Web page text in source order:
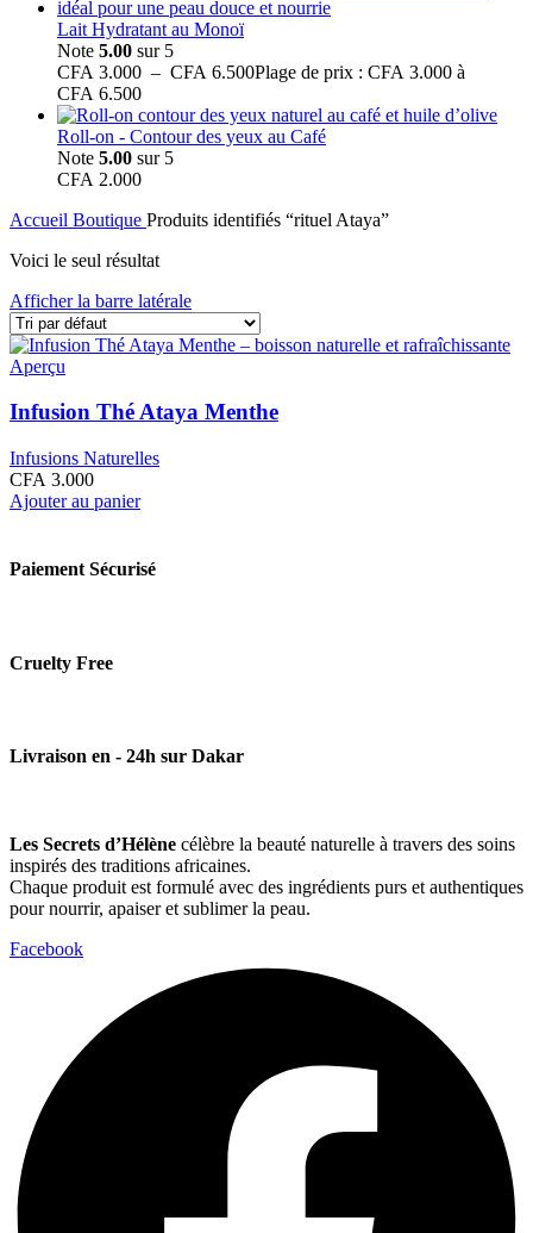
Lait Hydratant au Monoï
Note 5.00 sur 5
CFA 3.000 – CFA 6.500Plage de prix : CFA 3.000 à
CFA 6.500
Roll-on - Contour des yeux au Café
Note 5.00 sur 5
CFA 2.000
Accueil Boutique Produits identifiés “rituel Ataya”
Voici le seul résultat
Afficher la barre latérale
Aperçu
Infusion Thé Ataya Menthe
Infusions Naturelles
CFA 3.000
Ajouter au panier
Paiement Sécurisé
Cruelty Free
Livraison en - 24h sur Dakar
Les Secrets d’Hélène célèbre la beauté naturelle à travers des soins
inspirés des traditions africaines.
Chaque produit est formulé avec des ingrédients purs et authentiques
pour nourrir, apaiser et sublimer la peau.
Facebook